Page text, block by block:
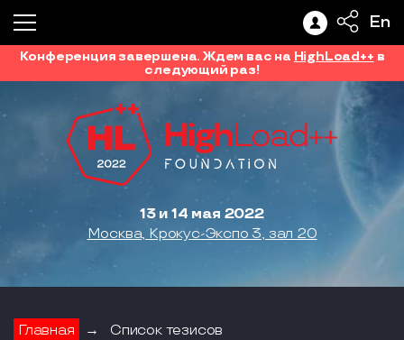
En
Конференция завершена. Ждем вас на HighLoad++ в
следующий раз!
13 и 14 мая 2022
Москва, Крокус-Экспо 3, зал 20
Главная → Список тезисов